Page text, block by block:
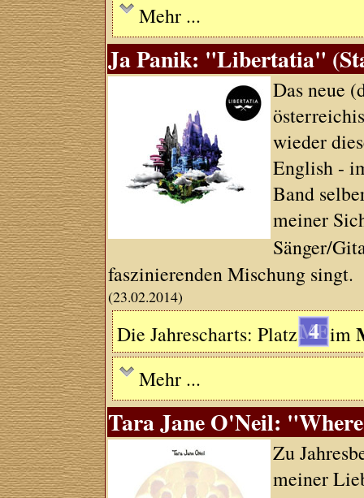
Mehr ...
Ja Panik: "Libertatia"
Das neue
wieder
English -
Band
meiner
Sänger/
faszinierenden Mischung singt.
(23.02.2014)
Die Jahrescharts: Platz 4 im
Mehr ...
Tara Jane O'Neil:
Zu
meiner